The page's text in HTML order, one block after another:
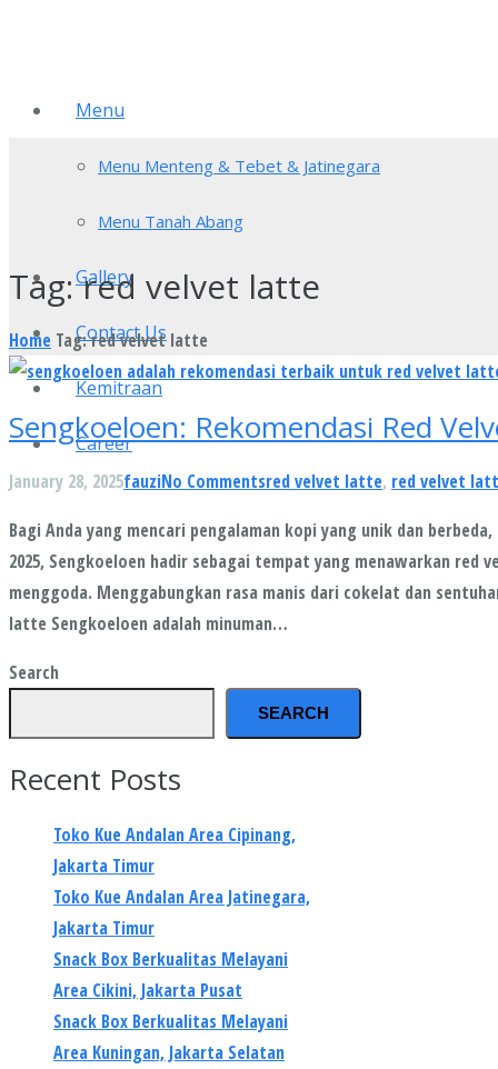
Menu
Menu Menteng & Tebet & Jatinegara
Menu Tanah Abang
Gallery
Contact Us
Kemitraan
Career
Tag:red velvet latte
Home Tag: red velvet latte
Sengkoeloen: Rekomendasi Red
January 28, 2025fauziNo Commentsred velvet latte, red velvet
Bagi Anda yang mencari pengalaman kopi yang unik dan
2025, Sengkoeloen hadir sebagai tempat yang menawarkan
menggoda. Menggabungkan rasa manis dari cokelat dan
latte Sengkoeloen adalah minuman…
Search
SEARCH
Recent Posts
Toko Kue Andalan Area Cipinang,
Jakarta Timur
Toko Kue Andalan Area Jatinegara,
Jakarta Timur
Snack Box Berkualitas Melayani
Area Cikini, Jakarta Pusat
Snack Box Berkualitas Melayani
Area Kuningan, Jakarta Selatan